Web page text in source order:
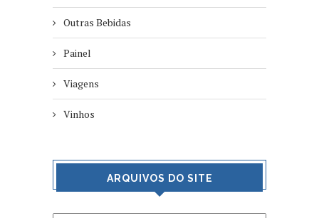
Outras Bebidas
Painel
Viagens
Vinhos
ARQUIVOS DO SITE